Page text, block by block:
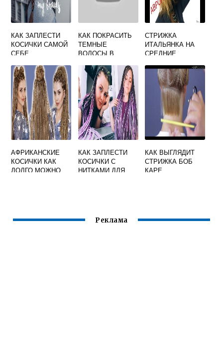
КАК ЗАПЛЕСТИ
КОСИЧКИ САМОЙ
СЕБЕ
КАК ПОКРАСИТЬ
ТЕМНЫЕ
ВОЛОСЫ В
БЕЗ ОСВЕТЛЕНИЯ
СТРИЖКА
ИТАЛЬЯНКА НА
СРЕДНИЕ
АФРИКАНСКИЕ
КОСИЧКИ КАК
ДОЛГО МОЖНО
КАК ЗАПЛЕСТИ
КОСИЧКИ С
НИТКАМИ ДЛЯ
КАК ВЫГЛЯДИТ
СТРИЖКА БОБ
КАРЕ
Реклама